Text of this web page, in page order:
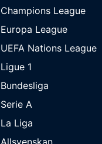
Champions League
Europa League
UEFA Nations League
Ligue 1
Bundesliga
Serie A
La Liga
Allsvenskan